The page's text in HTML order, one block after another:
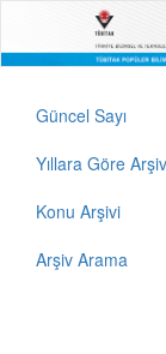
Güncel Sayı
Yıllara Göre Arşiv
Konu Arşivi
Arşiv Arama